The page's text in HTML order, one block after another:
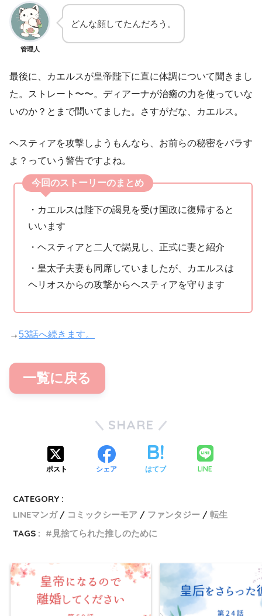
管理人
どんな顔してたんだろう。
最後に、カエルスが皇帝陛下に直に体調について聞きまし
た。ストレート〜〜。ディアーナが治癒の力を使っていな
いのか？とまで聞いてました。さすがだな、カエルス。
ヘスティアを攻撃しようもんなら、お前らの秘密をバラす
よ？っていう警告ですよね。
今回のストーリーのまとめ
・カエルスは陛下の謁見を受け国政に復帰すると
いいます
・ヘスティアと二人で謁見し、正式に妻と紹介
・皇太子夫妻も同席していましたが、カエルスは
ヘリオスからの攻撃からヘスティアを守ります
→ 53話へ続きます。
一覧に戻る
SHARE
ポスト シェア はてブ LINE
CATEGORY :
LINEマンガ
コミックシーモア ファンタジー
転生
TAGS :
見捨てられた推しのために